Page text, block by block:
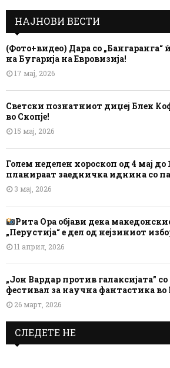
НАЈНОВИ ВЕСТИ
(Фото+видео) Дара со „Бангаранга“
на Бугарија на Евровизија!
17 мај, 2026
Светски познатниот диџеј Блек
во Скопје!
15 мај, 2026
Голем неделен хороскоп од 4 мај до
планираат заедничка иднина со
3 мај, 2026
Рита Ора објави дека
„Перустија“ е дел од нејзиниот
11 април, 2026
„Јон Вардар против галаксијата”
фестивал за научна фантастика во
26 март, 2026
СЛЕДЕТЕ НЕ